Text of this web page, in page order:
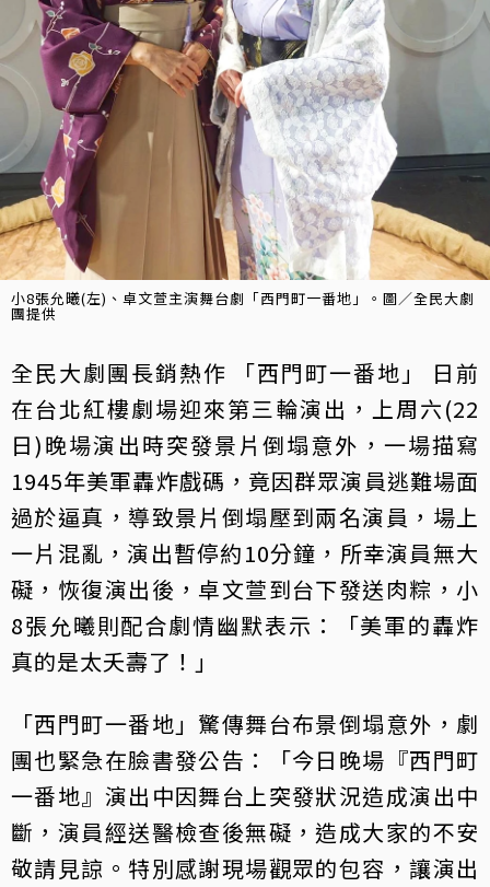
小8張允曦(左)、卓文萱主演舞台劇「西門町一番地」。圖／全民大劇
團提供
全民大劇團長銷熱作 「西門町一番地」 日前
在台北紅樓劇場迎來第三輪演出，上周六(22
日)晚場演出時突發景片倒塌意外，一場描寫
1945年美軍轟炸戲碼，竟因群眾演員逃難場面
過於逼真，導致景片倒塌壓到兩名演員，場上
一片混亂，演出暫停約10分鐘，所幸演員無大
礙，恢復演出後，卓文萱到台下發送肉粽，小
8張允曦則配合劇情幽默表示：「美軍的轟炸
真的是太夭壽了！」
「西門町一番地」驚傳舞台布景倒塌意外，劇
團也緊急在臉書發公告：「今日晚場『西門町
一番地』演出中因舞台上突發狀況造成演出中
斷，演員經送醫檢查後無礙，造成大家的不安
敬請見諒。特別感謝現場觀眾的包容，讓演出